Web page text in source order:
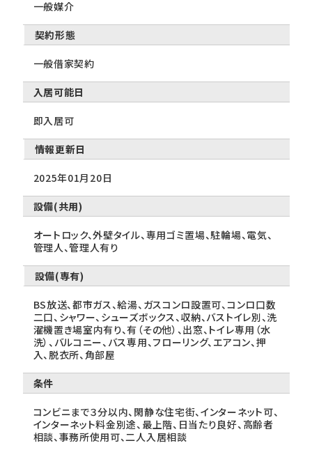
一般媒介
契約形態
一般借家契約
入居可能日
即入居可
情報更新日
2025年01月20日
設備(共用)
オートロック、外壁タイル、専用ゴミ置場、駐輪場、電気、
管理人、管理人有り
設備(専有)
BS放送、都市ガス、給湯、ガスコンロ設置可、コンロ口数
二口、シャワー、シューズボックス、収納、バストイレ別、洗
濯機置き場室内有り、有（その他）、出窓、トイレ専用（水
洗）、バルコニー、バス専用、フローリング、エアコン、押
入、脱衣所、角部屋
条件
コンビニまで３分以内、閑静な住宅街、インターネット可、
インターネット料金別途、最上階、日当たり良好、高齢者
相談、事務所使用可、二人入居相談